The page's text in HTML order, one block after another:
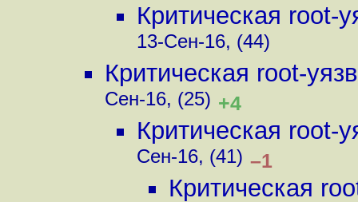
Критическая root-
13-Сен-16, (44)
Критическая root-
Сен-16, (25) +4
Критическая root-
Сен-16, (41) –1
Критическая